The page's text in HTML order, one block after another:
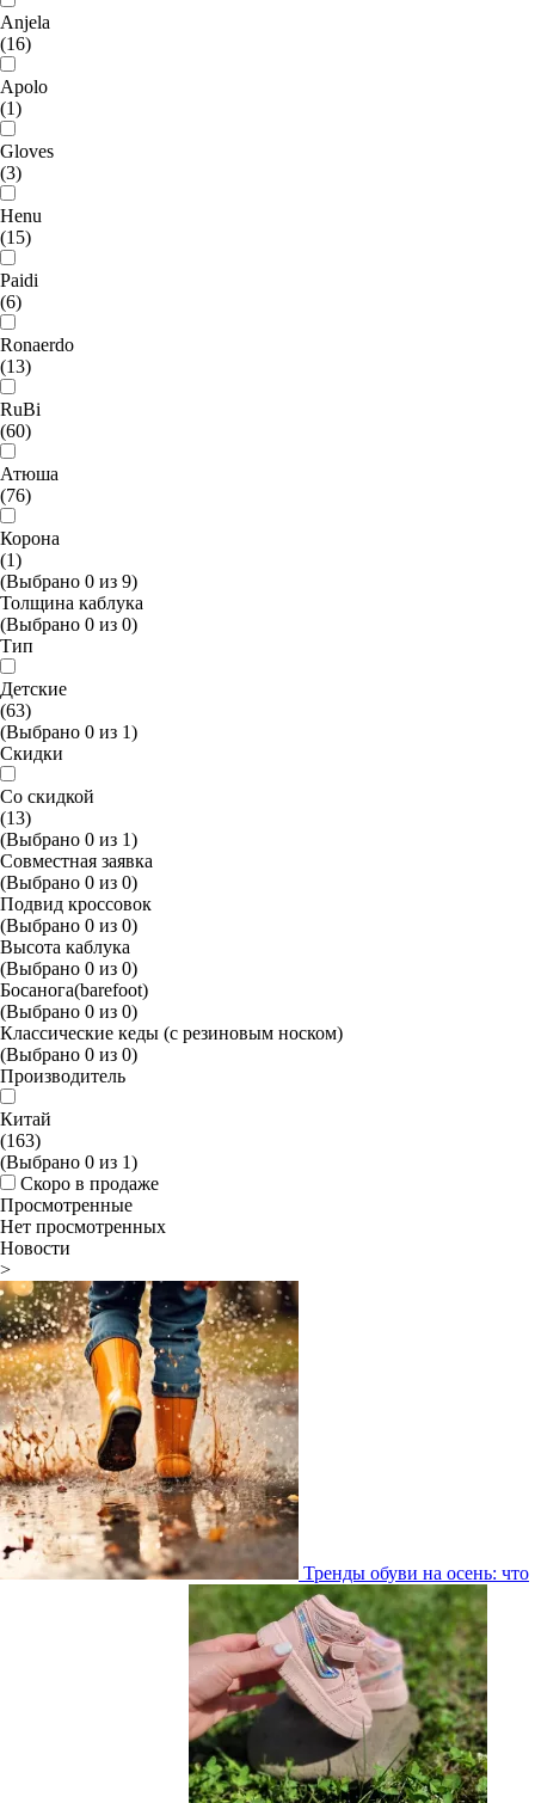
Anjela
(16)
Apolo
(1)
Gloves
(3)
Henu
(15)
Paidi
(6)
Ronaerdo
(13)
RuBi
(60)
Атюша
(76)
Корона
(1)
(Выбрано 0 из 9)
Толщина каблука
(Выбрано 0 из 0)
Тип
Детские
(63)
(Выбрано 0 из 1)
Скидки
Со скидкой
(13)
(Выбрано 0 из 1)
Совместная заявка
(Выбрано 0 из 0)
Подвид кроссовок
(Выбрано 0 из 0)
Высота каблука
(Выбрано 0 из 0)
Босанога(barefoot)
(Выбрано 0 из 0)
Классические кеды (с резиновым носком)
(Выбрано 0 из 0)
Производитель
Китай
(163)
(Выбрано 0 из 1)
Скоро в продаже
Просмотренные
Нет просмотренных
Новости
>
Тренды обуви на осень: что